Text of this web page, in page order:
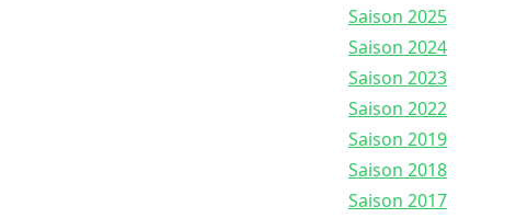
Saison 2025
Saison 2024
Saison 2023
Saison 2022
Saison 2019
Saison 2018
Saison 2017